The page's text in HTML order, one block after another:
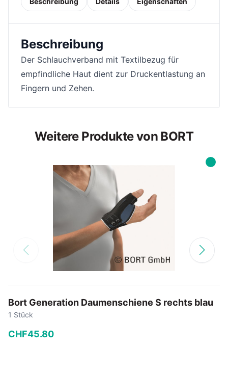
Beschreibung
Der Schlauchverband mit Textilbezug für
empfindliche Haut dient zur Druckentlastung an
Fingern und Zehen.
Weitere Produkte von BORT
Bort Generation Daumenschiene S rechts blau
1 Stück
CHF45.80